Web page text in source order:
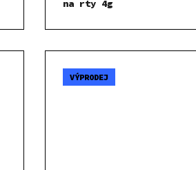
na rty 4g
VÝPRODEJ